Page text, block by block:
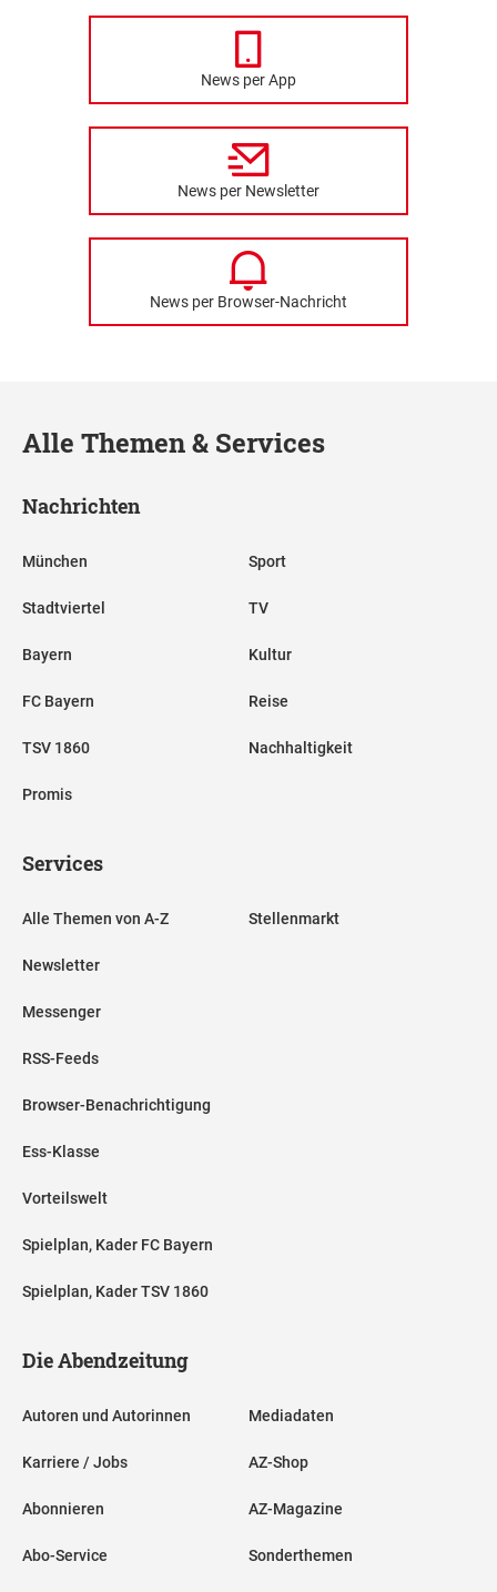
News per App
News per Newsletter
News per Browser-Nachricht
Alle Themen & Services
Nachrichten
München
Stadtviertel
Bayern
FC Bayern
TSV 1860
Promis
Sport
TV
Kultur
Reise
Nachhaltigkeit
Services
Alle Themen von A-Z
Newsletter
Messenger
RSS-Feeds
Browser-Benachrichtigung
Ess-Klasse
Vorteilswelt
Spielplan, Kader FC Bayern
Spielplan, Kader TSV 1860
Stellenmarkt
Die Abendzeitung
Autoren und Autorinnen
Karriere / Jobs
Abonnieren
Abo-Service
Mediadaten
AZ-Shop
AZ-Magazine
Sonderthemen